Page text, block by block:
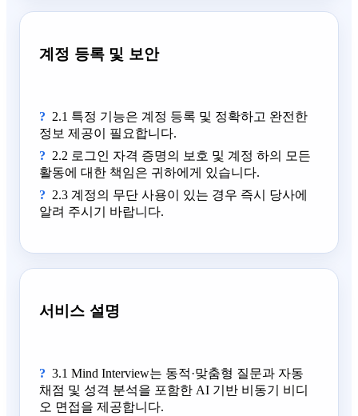
계정 등록 및 보안
2.1 특정 기능은 계정 등록 및 정확하고 완전한
정보 제공이 필요합니다.
2.2 로그인 자격 증명의 보호 및 계정 하의 모든
활동에 대한 책임은 귀하에게 있습니다.
2.3 계정의 무단 사용이 있는 경우 즉시 당사에
알려 주시기 바랍니다.
서비스 설명
3.1 Mind Interview는 동적·맞춤형 질문과 자동
채점 및 성격 분석을 포함한 AI 기반 비동기 비디
오 면접을 제공합니다.